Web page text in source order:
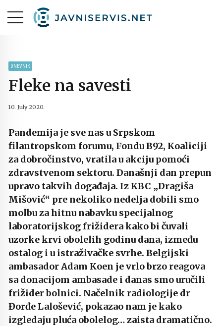
DNEVNIK
Fleke na savesti
10. July 2020.
Pandemija je sve nas u Srpskom
filantropskom forumu, Fondu B92, Koaliciji
za dobročinstvo, vratila u akciju pomoći
zdravstvenom sektoru. Današnji dan prepun
upravo takvih događaja. Iz KBC „Dragiša
Mišović“ pre nekoliko nedelja dobili smo
molbu za hitnu nabavku specijalnog
laboratorijskog frižidera kako bi čuvali
uzorke krvi obolelih godinu dana, između
ostalog i u istraživačke svrhe. Belgijski
ambasador Adam Koen je vrlo brzo reagova
sa donacijom ambasade i danas smo uručili
frižider bolnici. Načelnik radiologije dr
Đorđe Lalošević, pokazao nam je kako
izgledaju pluća obolelog… zaista dramatično.